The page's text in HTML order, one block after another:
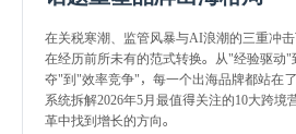
在关税寒潮、监管风暴与AI浪潮的三重冲
在经历前所未有的范式转换。从"经验驱动
夺"到"效率竞争"，每一个出海品牌都站在
系统拆解2026年5月最值得关注的10大跨境
革中找到增长的方向。